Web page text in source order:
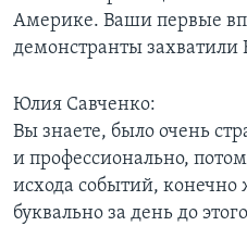
Америке. Ваши первые
демонстранты
Юлия Савченко:
Вы знаете, было очень
и профессионально,
исхода событий,
буквально за день до